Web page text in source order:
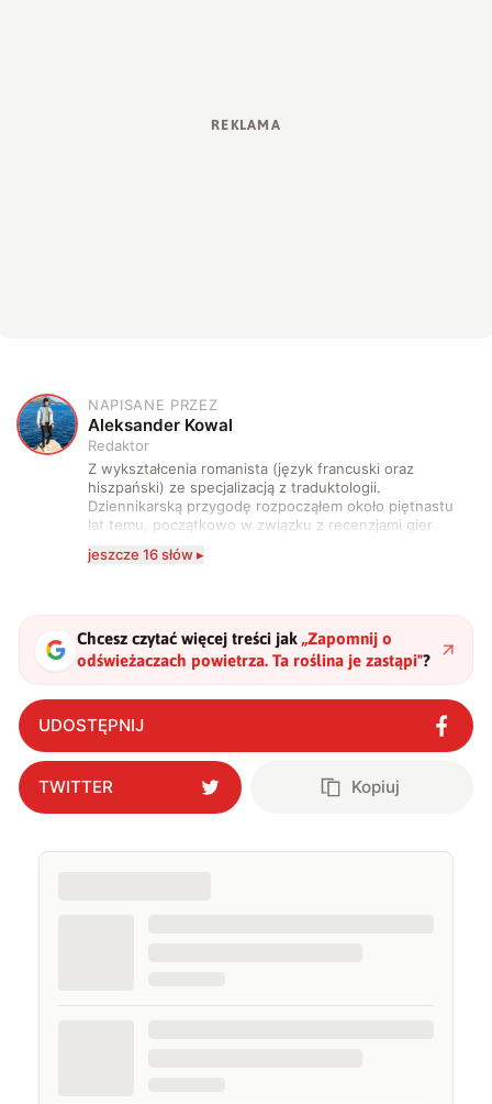
A
NAPISANE PRZEZ
Aleksander Kowal
Redaktor
Z wykształcenia romanista (język francuski oraz
hiszpański) ze specjalizacją z traduktologii.
Dziennikarską przygodę rozpocząłem około piętnastu
lat temu, początkowo w związku z recenzjami gier
zdecydowanie częściej na tematy związane z nauką
także uprawiać oraz oglądać sport.
jeszcze 16 słów ▸
Chcesz czytać więcej treści jak „Zapomnij o
odświeżaczach powietrza. Ta roślina je zastąpi"?
UDOSTĘPNIJ
TWITTER Kopiuj